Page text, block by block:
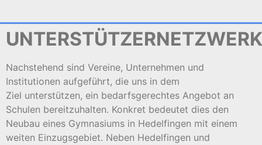
UNTERSTÜTZERNETZWERK
Nachstehend sind Vereine, Unternehmen und
Institutionen aufgeführt, die uns in dem
Ziel unterstützen, ein bedarfsgerechtes Angebot an
Schulen bereitzuhalten. Konkret bedeutet dies den
Neubau eines Gymnasiums in Hedelfingen mit einem
weiten Einzugsgebiet. Neben Hedelfingen und